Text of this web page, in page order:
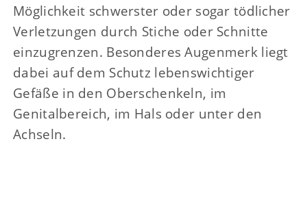
Möglichkeit schwerster oder sogar tödlicher
Verletzungen durch Stiche oder Schnitte
einzugrenzen. Besonderes Augenmerk liegt
dabei auf dem Schutz lebenswichtiger
Gefäße in den Oberschenkeln, im
Genitalbereich, im Hals oder unter den
Achseln.